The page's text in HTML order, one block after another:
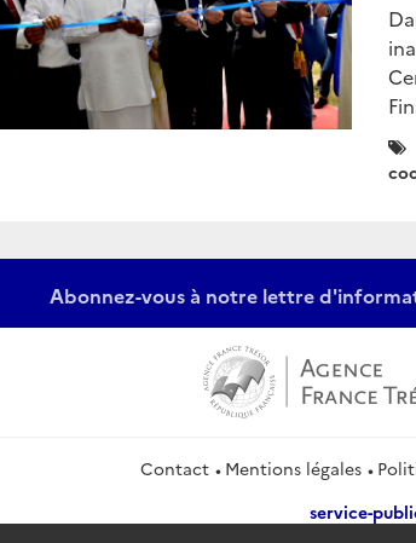
:
Abonnez-vous à notre lettre
Contact Mentions légales
service-